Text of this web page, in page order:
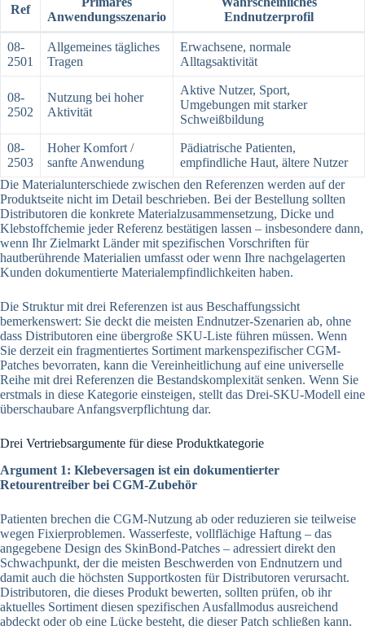
Ref
Anwendungsszenario
Endnutzerprofil
08-
2501
Allgemeines tägliches
Tragen
Erwachsene, normale
Alltagsaktivität
08-
2502
Nutzung bei hoher
Aktivität
Aktive Nutzer, Sport,
Umgebungen mit starker
Schweißbildung
08-
2503
Hoher Komfort /
sanfte Anwendung
Pädiatrische Patienten,
empfindliche Haut, ältere Nutzer
Die Materialunterschiede zwischen den Referenzen werden auf der
Produktseite nicht im Detail beschrieben. Bei der Bestellung sollten
Distributoren die konkrete Materialzusammensetzung, Dicke und
Klebstoffchemie jeder Referenz bestätigen lassen – insbesondere dann,
wenn Ihr Zielmarkt Länder mit spezifischen Vorschriften für
hautberührende Materialien umfasst oder wenn Ihre nachgelagerten
Kunden dokumentierte Materialempfindlichkeiten haben.
Die Struktur mit drei Referenzen ist aus Beschaffungssicht
bemerkenswert: Sie deckt die meisten Endnutzer-Szenarien ab, ohne
dass Distributoren eine übergroße SKU-Liste führen müssen. Wenn
Sie derzeit ein fragmentiertes Sortiment markenspezifischer CGM-
Patches bevorraten, kann die Vereinheitlichung auf eine universelle
Reihe mit drei Referenzen die Bestandskomplexität senken. Wenn Sie
erstmals in diese Kategorie einsteigen, stellt das Drei-SKU-Modell eine
überschaubare Anfangsverpflichtung dar.
Drei Vertriebsargumente für diese Produktkategorie
Argument 1: Klebeversagen ist ein dokumentierter
Retourentreiber bei CGM-Zubehör
Patienten brechen die CGM-Nutzung ab oder reduzieren sie teilweise
wegen Fixierproblemen. Wasserfeste, vollflächige Haftung – das
angegebene Design des SkinBond-Patches – adressiert direkt den
Schwachpunkt, der die meisten Beschwerden von Endnutzern und
damit auch die höchsten Supportkosten für Distributoren verursacht.
Distributoren, die dieses Produkt bewerten, sollten prüfen, ob ihr
aktuelles Sortiment diesen spezifischen Ausfallmodus ausreichend
abdeckt oder ob eine Lücke besteht, die dieser Patch schließen kann.